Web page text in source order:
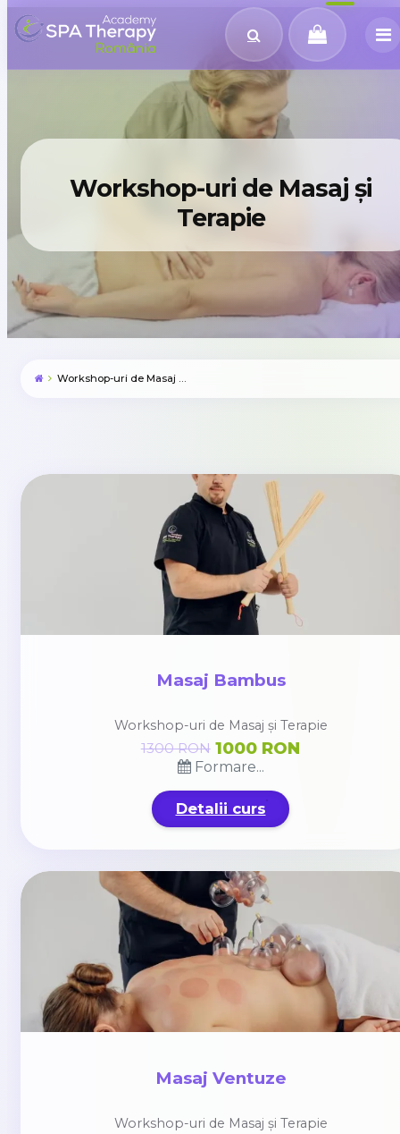
Workshop-uri de Masaj și
Terapie
Workshop-uri de Masaj și Terapie
Masaj Bambus
Workshop-uri de Masaj și Terapie
Formare...
1300 RON 1000 RON
Detalii curs
Masaj Ventuze
Workshop-uri de Masaj și Terapie